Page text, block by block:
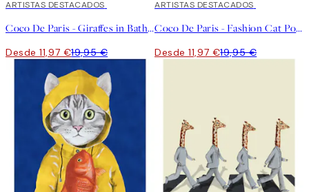
40%*
ARTISTAS DESTACADOS
Coco De Paris - Giraffes in Bathtub Poster
Desde 11,97 €19,95 €
40%*
ARTISTAS DESTACADOS
Coco De Paris - Fashion Cat Poster
Desde 11,97 €19,95 €